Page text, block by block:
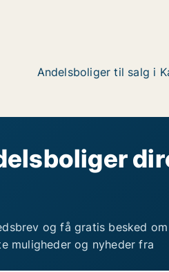
Andelsboliger til salg i
og få gratis besked
muligheder og nyheder fra